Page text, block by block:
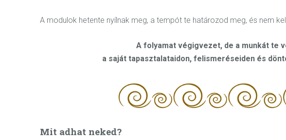
A modulok hetente nyílnak meg, a tempót te határozod meg, és nem
A folyamat végigvezet, de a munkát te
a saját tapasztalataidon, felismeréseiden és
Mit adhat neked?